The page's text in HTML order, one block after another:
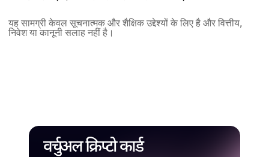
यह सामग्री केवल सूचनात्मक और शैक्षिक उद्देश्यों के लिए है और वित्तीय,
निवेश या कानूनी सलाह नहीं है।